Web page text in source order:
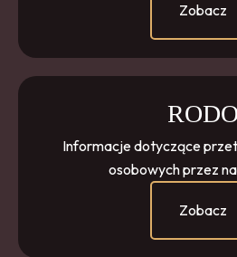
Zobacz
RODO
Informacje dotyczące
osobowych przez
Zobacz